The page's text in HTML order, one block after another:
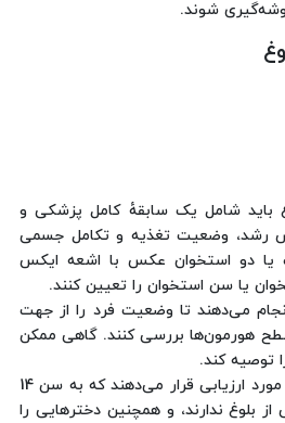
شوند.
باید شامل یک سابقهٔ کامل پزشکی و
رشد، وضعیت تغذیه و تکامل جسمی
یا دو استخوان عکس با اشعه ایکس
یا سن استخوان را تعیین کنند.
می‌دهند تا وضعیت فرد را از جهت
هورمون‌ها بررسی کنند. گاهی ممکن
کند.
پزشکان معمولاً پسرهایی را مورد ارزیابی قرار می‌دهند که به سن 14
بلوغ ندارند، و همچنین دخترهایی را